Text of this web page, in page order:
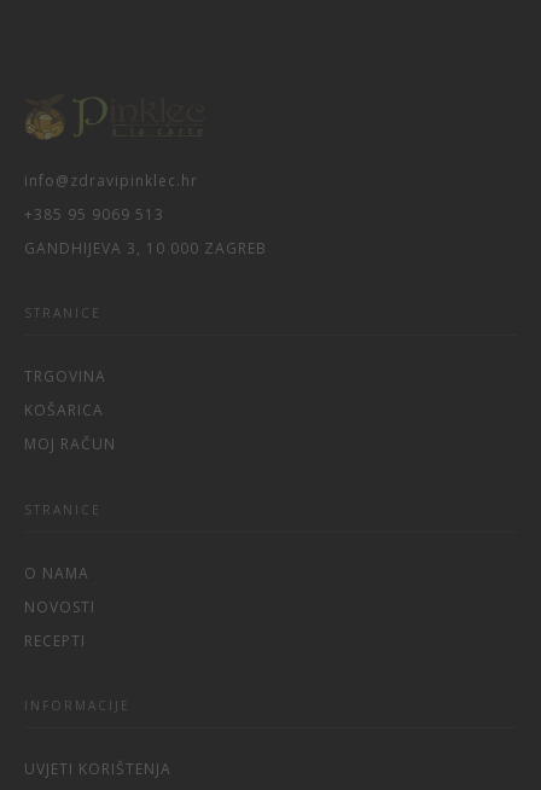
info@zdravipinklec.hr
+385 95 9069 513
GANDHIJEVA 3, 10 000 ZAGREB
STRANICE
TRGOVINA
KOŠARICA
MOJ RAČUN
STRANICE
O NAMA
NOVOSTI
RECEPTI
INFORMACIJE
UVJETI KORIŠTENJA